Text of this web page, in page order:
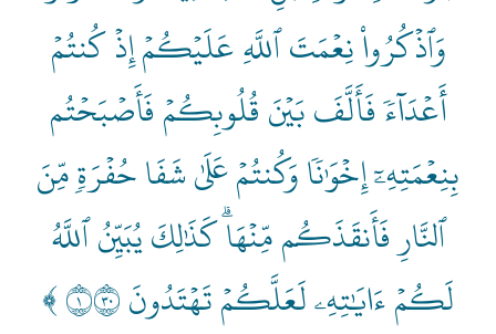
وَٱذۡكُرُواْ نِعۡمَتَ ٱللَّهِ عَلَيۡكُمۡ إِذۡ كُنتُمۡ
أَعۡدَآءٗ فَأَلَّفَ بَيۡنَ قُلُوبِكُمۡ فَأَصۡبَحۡتُم
بِنِعۡمَتِهِۦٓ إِخۡوَٰنٗا وَكُنتُمۡ عَلَىٰ شَفَا حُفۡرَةٖ مِّنَ
ٱلنَّارِ فَأَنقَذَكُم مِّنۡهَاۗ كَذَٰلِكَ يُبَيِّنُ ٱللَّهُ
لَكُمۡ ءَايَٰتِهِۦ لَعَلَّكُمۡ تَهۡتَدُونَ ١٠٣ ﴾